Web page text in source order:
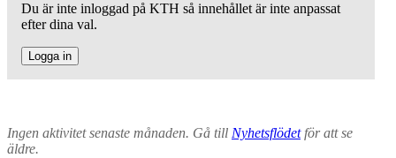
Du är inte inloggad på KTH så innehållet är inte anpassat
efter dina val.
Logga in
Ingen aktivitet senaste månaden. Gå till Nyhetsflödetför att se
äldre.